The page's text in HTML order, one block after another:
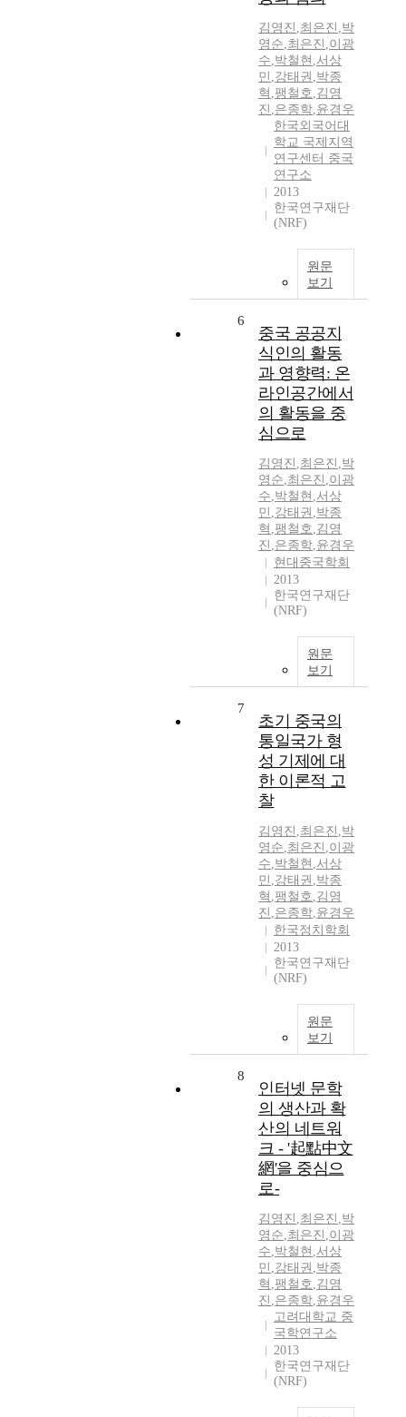
김영진 ,최은진 ,박
영순,최은진 ,이광
수,박철현 ,서상
민 ,강태권 ,박종
혁 ,팽철호,김영
진 ,은종학,윤경우
한국외국어대
학교 국제지역
연구센터 중국
연구소
2013
한국연구재단
(NRF)
원문
보기
6
중국 공공지
식인의 활동
과 영향력: 온
라인공간에서
의 활동을 중
심으로
김영진 ,최은진 ,박
영순,최은진 ,이광
수,박철현 ,서상
민 ,강태권 ,박종
혁 ,팽철호,김영
진 ,은종학,윤경우
현대중국학회
2013
한국연구재단
(NRF)
원문
보기
7
초기 중국의
통일국가 형
성 기제에 대
한 이론적 고
찰
김영진 ,최은진 ,박
영순,최은진 ,이광
수,박철현 ,서상
민 ,강태권 ,박종
혁 ,팽철호,김영
진 ,은종학,윤경우
한국정치학회
2013
한국연구재단
(NRF)
원문
보기
8
인터넷 문학
의 생산과 확
산의 네트워
크 - '起點中文
網'을 중심으
로-
김영진 ,최은진 ,박
영순,최은진 ,이광
수,박철현 ,서상
민 ,강태권 ,박종
혁 ,팽철호,김영
진 ,은종학,윤경우
고려대학교 중
국학연구소
2013
한국연구재단
(NRF)